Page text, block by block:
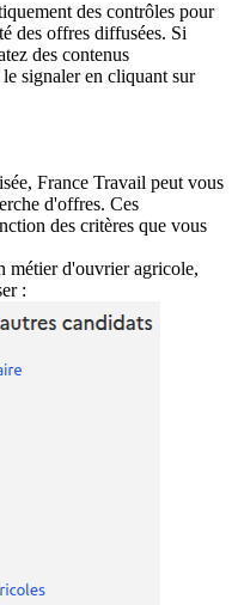
des contrôles pour
des offres diffusées. Si
des contenus
signaler en cliquant sur
France Travail peut vous
d'offres. Ces
des critères que vous
métier d'ouvrier agricole,
: